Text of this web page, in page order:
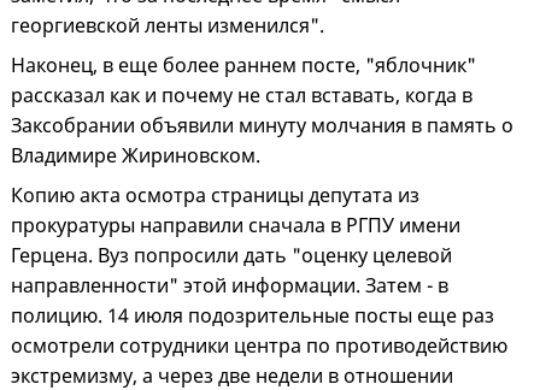
георгиевской ленты изменился".
Наконец, в еще более раннем посте, "яблочник"
рассказал как и почему не стал вставать, когда в
Заксобрании объявили минуту молчания в память о
Владимире Жириновском.
Копию акта осмотра страницы депутата из
прокуратуры направили сначала в РГПУ имени
Герцена. Вуз попросили дать "оценку целевой
направленности" этой информации. Затем - в
полицию. 14 июля подозрительные посты еще раз
осмотрели сотрудники центра по противодействию
экстремизму, а через две недели в отношении